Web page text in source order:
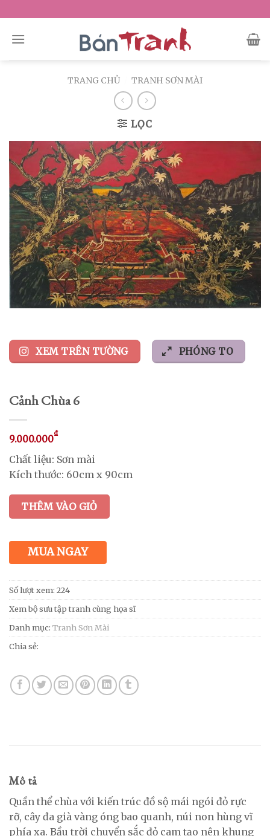
to
content
TRANG CHỦ TRANH SƠN MÀI
LỌC
XEM TRÊN TƯỜNG PHÓNG TO
Cảnh Chùa 6
9.000.000₫
Chất liệu: Sơn mài
Kích thước: 60cm x 90cm
THÊM VÀO GIỎ
MUA NGAY
Số lượt xem: 224
Xem bộ sưu tập tranh cùng họa sĩ
Danh mục: Tranh Sơn Mài
Chia sẻ:
Mô tả
Quần thể chùa với kiến trúc đồ sộ mái ngói đỏ rực
rỡ, cây đa già vàng óng bao quanh, núi non hùng vĩ
phía xa. Bầu trời chuyển sắc đỏ cam tạo nên khung